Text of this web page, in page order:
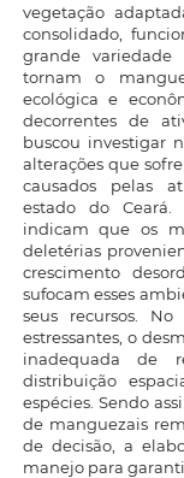
vegetação
consolidado,
grande variedade
tornam o
ecológica e
decorrentes de
buscou investigar
alterações que
causados pelas
estado do
indicam que os
deletérias
crescimento
sufocam esses
seus recursos.
estressantes, o
inadequada de
distribuição
espécies. Sendo
de manguezais
de decisão, a
manejo para